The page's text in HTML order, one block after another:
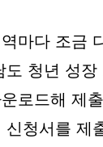
마다 조금
도 청년 성
로드해 제
신청서를 제